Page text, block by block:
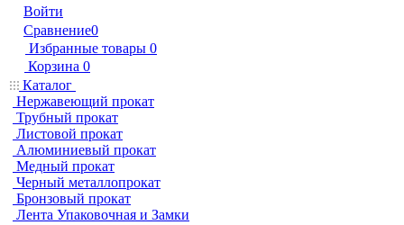
Войти
Сравнение0
Избранные товары 0
Корзина 0
Каталог
Нержавеющий прокат
Трубный прокат
Листовой прокат
Алюминиевый прокат
Медный прокат
Черный металлопрокат
Бронзовый прокат
Лента Упаковочная и Замки